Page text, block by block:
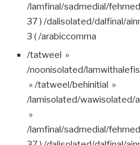
/lamfinal/sadmedial/
37 ) /dalisolated/dalfinal/
3 ( /arabiccomma
/tatweel »
/noonisolated/
» /tatweel/behinitial »
/lamisolated/wawisolated/
»
/lamfinal/sadmedial/